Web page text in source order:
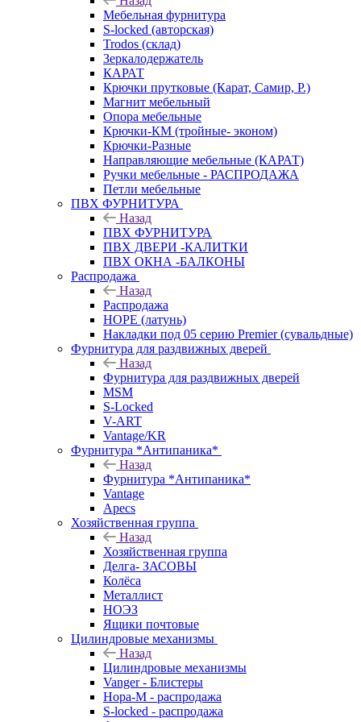
Мебельная фурнитура
S-locked (авторская)
Trodos (склад)
Зеркалодержатель
КАРАТ
Крючки прутковые (Карат, Самир, Р.)
Магнит мебельный
Опора мебельные
Крючки-КМ (тройные- эконом)
Крючки-Разные
Направляющие мебельные (КАРАТ)
Ручки мебельные - РАСПРОДАЖА
Петли мебельные
ПВХ ФУРНИТУРА
Назад
ПВХ ФУРНИТУРА
ПВХ ДВЕРИ -КАЛИТКИ
ПВХ ОКНА -БАЛКОНЫ
Распродажа
Назад
Распродажа
HOPE (латунь)
Накладки под 05 серию Premier (сувальдные)
Фурнитура для раздвижных дверей
Назад
Фурнитура для раздвижных дверей
MSM
S-Locked
V-ART
Vantage/KR
Фурнитура *Антипаника*
Назад
Фурнитура *Антипаника*
Vantage
Apecs
Хозяйственная группа
Назад
Хозяйственная группа
Делга- ЗАСОВЫ
Колёса
Металлист
НОЭЗ
Ящики почтовые
Цилиндровые механизмы
Назад
Цилиндровые механизмы
Vanger - Блистеры
Нора-М - распродажа
S-locked - распродажа